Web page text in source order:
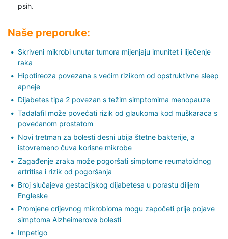
psih.
Naše preporuke:
Skriveni mikrobi unutar tumora mijenjaju imunitet i liječenje
raka
Hipotireoza povezana s većim rizikom od opstruktivne sleep
apneje
Dijabetes tipa 2 povezan s težim simptomima menopauze
Tadalafil može povećati rizik od glaukoma kod muškaraca s
povećanom prostatom
Novi tretman za bolesti desni ubija štetne bakterije, a
istovremeno čuva korisne mikrobe
Zagađenje zraka može pogoršati simptome reumatoidnog
artritisa i rizik od pogoršanja
Broj slučajeva gestacijskog dijabetesa u porastu diljem
Engleske
Promjene crijevnog mikrobioma mogu započeti prije pojave
simptoma Alzheimerove bolesti
Impetigo